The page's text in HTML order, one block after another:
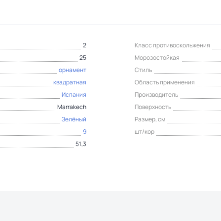
2
Класс противоскольжения
25
Морозостойкая
орнамент
Стиль
квадратная
Область применения
Испания
Производитель
Marrakech
Поверхность
Зелёный
Размер, см
9
шт/кор
51,3